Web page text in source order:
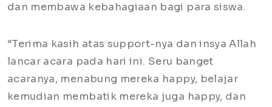
dan membawa kebahagiaan bagi para siswa.
“Terima kasih atas support-nya dan insya Allah
lancar acara pada hari ini. Seru banget
acaranya, menabung mereka happy, belajar
kemudian membatik mereka juga happy, dan